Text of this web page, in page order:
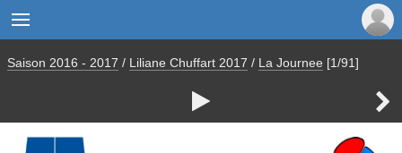

Saison 2016 - 2017 / Liliane Chuffart 2017 / La Journee [1/91]
 